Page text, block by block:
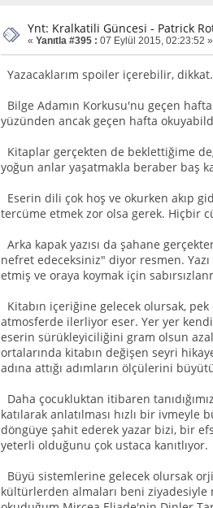
Ynt: Kralkatili Güncesi - Patrick
« Yanıtla #395 : 07 Eylül 2015, 02:23:52 »
Yazacaklarım spoiler içerebilir, dikkat.
Bilge Adamın Korkusu'nu geçen
yüzünden ancak geçen hafta
Kitaplar gerçekten de beklettiğime
yoğun anlar yaşatmakla beraber baş
Eserin dili çok hoş ve okurken akıp
tercüme etmek zor olsa gerek. Hiçbir
Arka kapak yazısı da şahane
nefret edeceksiniz" diyor resmen.
etmiş ve oraya koymak için
Kitabın içeriğine gelecek olursak,
atmosferde ilerliyor eser. Yer yer
eserin sürükleyiciliğini gram olsun
ortalarında kitabın değişen seyri
adına attığı adımların ölçülerini
Daha çocukluktan itibaren
katılarak anlatılması hızlı bir
döngüye şahit ederek yazar bizi, bir
yeterli olduğunu çok ustaca kanıtlıyor.
Büyü sistemlerine gelecek olursak
kültürlerden almaları beni ziyadesiyle